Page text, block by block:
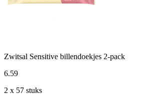
Zwitsal Sensitive billendoekjes 2-pack
6.59
2 x 57 stuks